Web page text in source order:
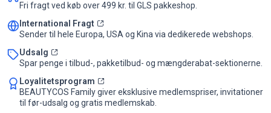
Fri fragt ved køb over 499 kr. til GLS pakkeshop.
International Fragt
Sender til hele Europa, USA og Kina via dedikerede webshops.
Udsalg
Spar penge i tilbud-, pakketilbud- og mængderabat-sektionerne.
Loyalitetsprogram
BEAUTYCOS Family giver eksklusive medlemspriser, invitationer
til før-udsalg og gratis medlemskab.